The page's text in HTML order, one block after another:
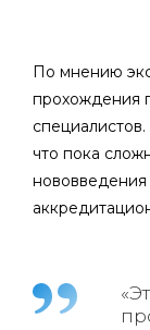
По мнению
прохождения
что пока